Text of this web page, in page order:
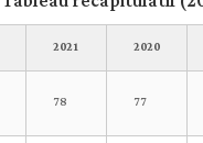
2020
2021
77
78